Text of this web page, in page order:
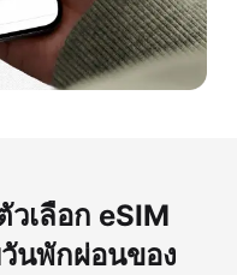
เลือก eSIM
นพักผ่อนของ